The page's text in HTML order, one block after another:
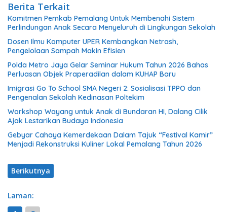
Berita Terkait
Komitmen Pemkab Pemalang Untuk Membenahi Sistem
Perlindungan Anak Secara Menyeluruh di Lingkungan Sekolah
Dosen Ilmu Komputer UPER Kembangkan Netrash,
Pengelolaan Sampah Makin Efisien
Polda Metro Jaya Gelar Seminar Hukum Tahun 2026 Bahas
Perluasan Objek Praperadilan dalam KUHAP Baru
Imigrasi Go To School SMA Negeri 2: Sosialisasi TPPO dan
Pengenalan Sekolah Kedinasan Poltekim
Workshop Wayang untuk Anak di Bundaran HI, Dalang Cilik
Ajak Lestarikan Budaya Indonesia
Gebyar Cahaya Kemerdekaan Dalam Tajuk “Festival Kamir”
Menjadi Rekonstruksi Kuliner Lokal Pemalang Tahun 2026
Berikutnya
Laman: